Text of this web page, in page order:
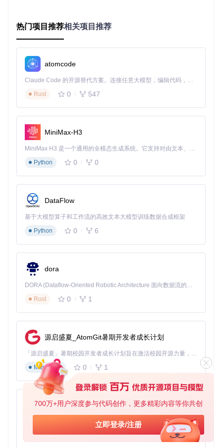
700万+用户深度参与代码创作，更多精彩内容等你共创
立即登录/注册
常见错误排查
模型下载失败：确保网络连接正常，可手动下载模型文件
并放置于指定目录
人脸检测失败：检查图片中人脸是否清晰可见，建议正面
拍摄且光线充足
分辨率
💡 实用小贴士：执行命令后提示"no face detected"？先检查
源图片是否包含清晰的人脸区域，尝试调整图片角度和光线条
件。
🔧 AI换脸质量优化：进阶技巧
--face-enhancer-strength
0），数值越高细节越丰富
--many-faces：启用多人脸替换模式，处理包含多个人物
的图片
--keep-fps
源图片选择指南
高质量的源图片是获得自然效果的关键：
光照均匀，避免过度曝光或阴影
表情自然，与目标场景匹配
💡 实用小贴士：替换结果出现边缘不自然？尝试微调
--mask-
参数，该参数控制人脸边缘过渡的平滑程度。
⚠️ 风险提示：伦理规范与法律边界
人脸替换技术在带来便利的同时，也存在严重的滥用风险。20
23年某社交平台出现的"AI换脸视频"事件，导致多名公众人物
热门项目推荐相关项目推荐
atomcode
Claude Code 的开源替代方案。连接任意大模型，编辑代码，运行命令，自动验证 — 全自动执行。用 Rust 构建，极致性能。 ｜ An open-source alternative to Claude Code. Connect any LLM, edit code, run commands, and verify changes — autonomously. Built in Rust for speed. Get Started
Rust
0 547
MiniMax-H3
MiniMax H3 是一个通用的全模态生成系统。它支持对由文本、图像、视频和音频组成的多模态上下文进行统一理解，并能生成分辨率高达 2K、时长可达 15 秒的带原生立体声音频的视频。得益于面向任务泛化的系统设计，H3 在预训练阶段就已具备广泛的多模态上下文理解与生成能力，能够出色地执行复杂的多模态指令。
Python
0 0
DataFlow
基于大模型算子和工作流的高效文本大模型训练数据合成框架
Python
0 6
dora
DORA (Dataflow-Oriented Robotic Architecture 面向数据流的机器人架构) 是为 AI 与具身智能机器人打造的高性能开发框架，以数据流范式重构开发逻辑，原生支持分布式部署与端边云协同 —— 无需复杂适配，即可实现一体端到端具身大小脑、VLA等模型部署，无缝衔接感知、推理、控制全链路，让 AI 能力与机器人动作深度融合。 依托 Rust 内核与零拷贝通信技术，它将具身大小脑、VLA等模型推理、多模态数据融合延迟压缩至微秒级，同时兼容 ROS2 生态与国产 AI 芯片，彻底降低具身智能机器人的开发门槛，让分布式部署下的 AI 赋能创新更高效、更灵活。
Rust
0 1
源启盛夏_AtomGit暑期开发者成长计划
「源启盛夏」暑期校园开发者成长计划旨在激活校园开源力量，通过积分激励、认证扶持、资源倾斜等形式，引导高校组织和开发者完成「入驻 — 建项目 — 做贡献 — 获认证 — 得资源」的完整闭环。无论你是想带领社团入驻平台的组织者，还是希望用代码贡献证明自己的开发者，都能在这里找到属于你的成长路径。
Markdown
0 1
py-xiaozhi
基于Python的Xiaozhi AI，适用于想要完整Xiaozhi体验而无需拥有专用硬件的用户。
Python
0 1